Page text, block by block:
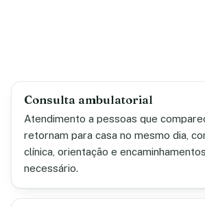
Consulta ambulatorial
Atendimento a pessoas que
retornam para casa no mesmo dia,
clínica, orientação e
necessário.